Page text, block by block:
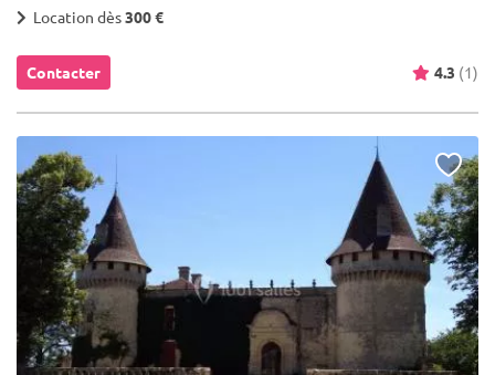
Location dès300 €
Contacter 4.3 (1)